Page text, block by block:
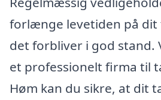
forlænge levetiden på dit
det forbliver i god stand.
et professionelt firma til
Høm kan du sikre, at dit